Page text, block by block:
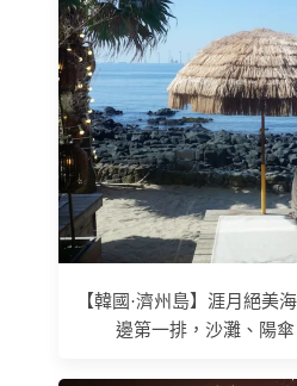
【韓國·濟州島】涯月絕美
邊第一排，沙灘、陽